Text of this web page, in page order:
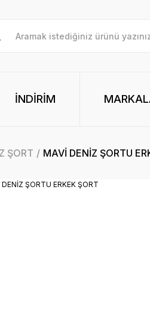
İNDİRİM
ŞORT MAVİ DENİZ ŞORTU